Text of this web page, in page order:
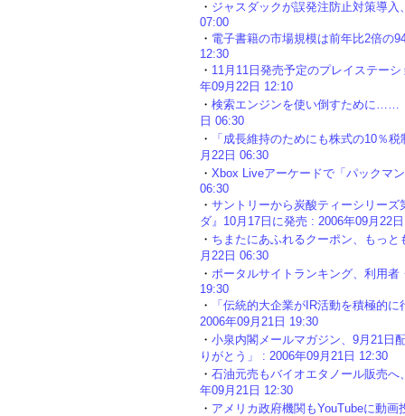
・ ジャスダックが誤発注防止対策導
07:00
・ 電子書籍の市場規模は前年比2倍の
12:30
・ 11月11日発売予定のプレイステー
年09月22日 12:10
・ 検索エンジンを使い倒すために……
日 06:30
・
「成長維持のためにも株式の10％
月22日 06:30
・ Xbox Liveアーケードで「パックマ
06:30
・ サントリーから炭酸ティーシリー
ダ』10月17日に発売 : 2006年09月22
・ ちまたにあふれるクーポン、もっ
月22日 06:30
・ ポータルサイトランキング、利用
19:30
・
「伝統的大企業がIR活動を積極的
2006年09月21日 19:30
・ 小泉内閣メールマガジン、9月21
りがとう」 : 2006年09月21日 12:30
・ 石油元売もバイオエタノール販売
年09月21日 12:30
・ アメリカ政府機関もYouTubeに動